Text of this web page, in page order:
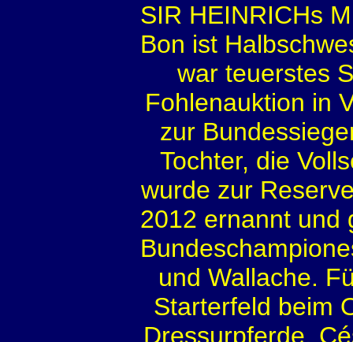
SIR HEINRICHs
Bon ist
war teuerstes
Fohlenauktion in
zur
Tochter, die
wurde zur
2012 ernannt und
und Wallache.
Starterfeld beim
Dressurpferde.